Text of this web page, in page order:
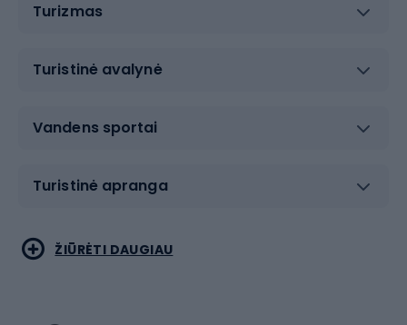
Turizmas
Turistinė avalynė
Vandens sportai
Turistinė apranga
Bėgimas
Koviniai sportai
ŽIŪRĖTI DAUGIAU